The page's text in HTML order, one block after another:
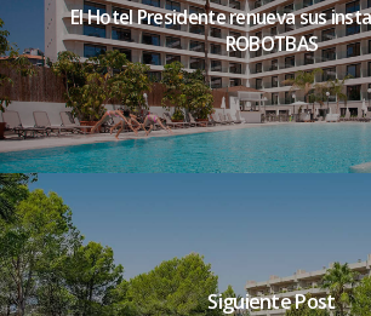
El Hotel Presidente renueva sus
ROBOTBAS
Siguiente Post